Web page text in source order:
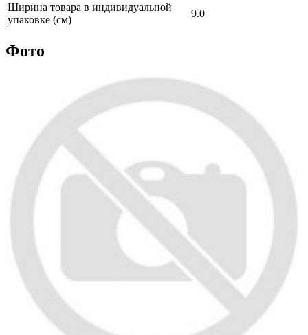
Ширина товара в индивидуальной
упаковке (см)
9.0
Фото